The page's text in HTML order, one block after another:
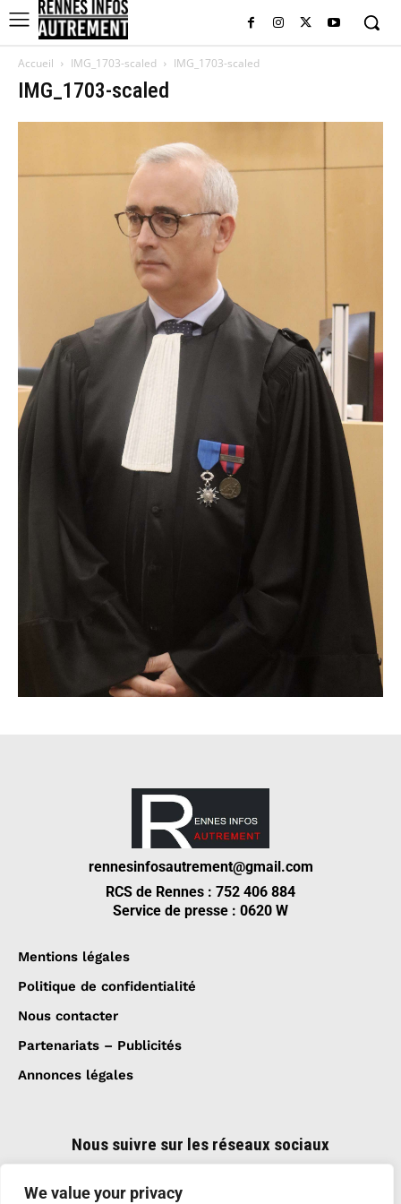
We value your privacy
Accueil IMG_1703-scaled IMG_1703-scaled
IMG_1703-scaled
rennesinfosautrement@gmail.com
RCS de Rennes : 752 406 884
Service de presse : 0620 W
Mentions légales
Politique de confidentialité
Nous contacter
Partenariats – Publicités
Annonces légales
Nous suivre sur les réseaux sociaux